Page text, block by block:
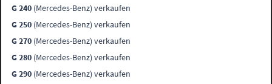
G 240 (Mercedes-Benz) verkaufen
G 250 (Mercedes-Benz) verkaufen
G 270 (Mercedes-Benz) verkaufen
G 280 (Mercedes-Benz) verkaufen
G 290 (Mercedes-Benz) verkaufen